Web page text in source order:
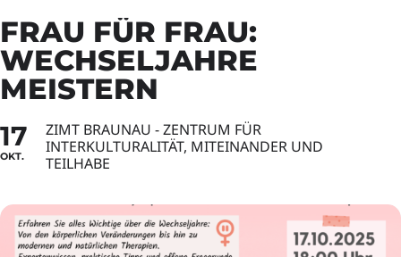
FRAU FÜR FRAU:
WECHSELJAHRE
MEISTERN
17
OKT.
ZIMT BRAUNAU - ZENTRUM FÜR
INTERKULTURALITÄT, MITEINANDER UND
TEILHABE